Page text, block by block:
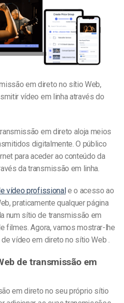
em direto no sítio Web,
vídeo em linha através do
em direto aloja meios
digitalmente. O público
para aceder ao conteúdo da
da transmissão em linha.
vídeo profissional e o acesso ao
praticamente qualquer página
num sítio de transmissão em
filmes. Agora, vamos mostrar-lhe
vídeo em direto no sítio Web.
de transmissão em
em direto no seu próprio sítio